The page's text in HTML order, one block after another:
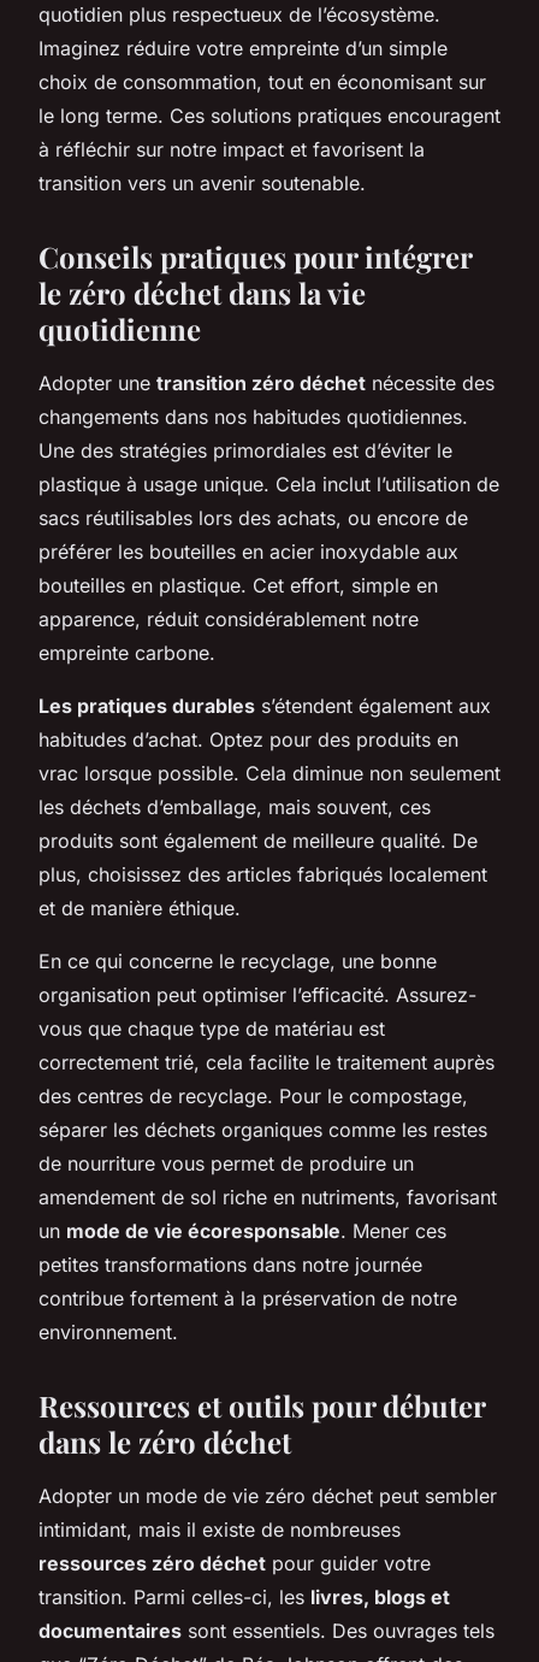
quotidien plus respectueux de l’écosystème.
Imaginez réduire votre empreinte d’un simple
choix de consommation, tout en économisant sur
le long terme. Ces solutions pratiques encouragent
à réfléchir sur notre impact et favorisent la
transition vers un avenir soutenable.
Conseils pratiques pour intégrer
le zéro déchet dans la vie
quotidienne
Adopter une transition zéro déchet nécessite des
changements dans nos habitudes quotidiennes.
Une des stratégies primordiales est d’éviter le
plastique à usage unique. Cela inclut l’utilisation de
sacs réutilisables lors des achats, ou encore de
préférer les bouteilles en acier inoxydable aux
bouteilles en plastique. Cet effort, simple en
apparence, réduit considérablement notre
empreinte carbone.
Les pratiques durables s’étendent également aux
habitudes d’achat. Optez pour des produits en
vrac lorsque possible. Cela diminue non seulement
les déchets d’emballage, mais souvent, ces
produits sont également de meilleure qualité. De
plus, choisissez des articles fabriqués localement
et de manière éthique.
En ce qui concerne le recyclage, une bonne
organisation peut optimiser l’efficacité. Assurez-
vous que chaque type de matériau est
correctement trié, cela facilite le traitement auprès
des centres de recyclage. Pour le compostage,
séparer les déchets organiques comme les restes
de nourriture vous permet de produire un
amendement de sol riche en nutriments, favorisant
un mode de vie écoresponsable. Mener ces
petites transformations dans notre journée
contribue fortement à la préservation de notre
environnement.
Ressources et outils pour débuter
dans le zéro déchet
Adopter un mode de vie zéro déchet peut sembler
intimidant, mais il existe de nombreuses
ressources zéro déchet pour guider votre
transition. Parmi celles-ci, les livres, blogs et
documentaires sont essentiels. Des ouvrages tels